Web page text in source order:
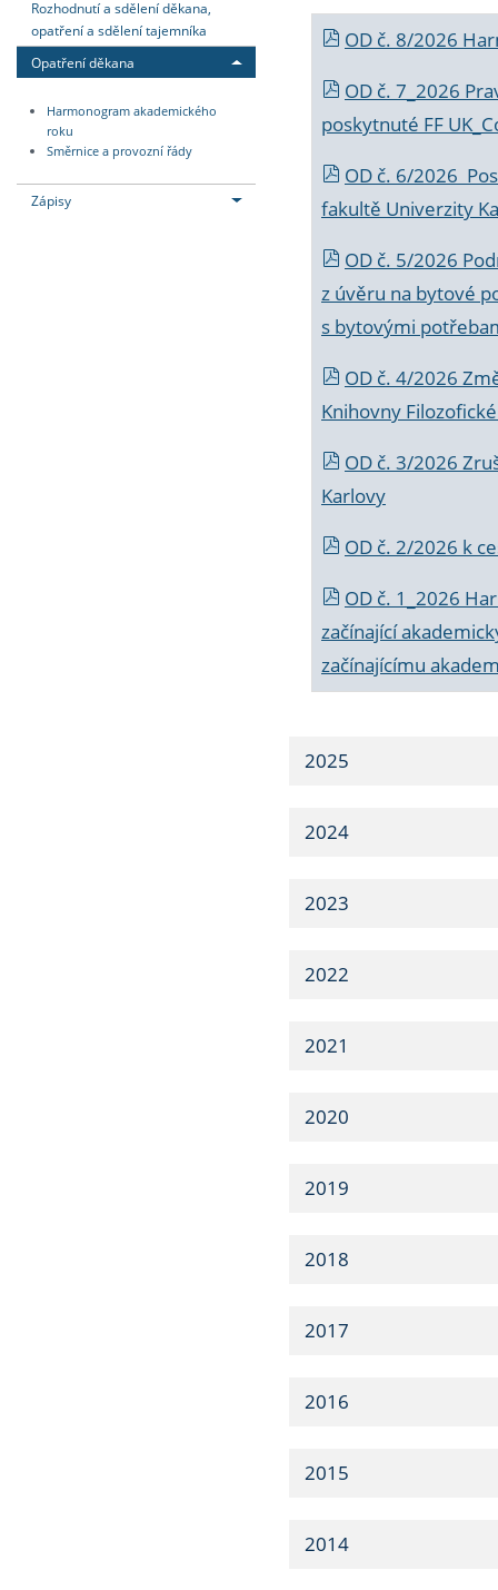
Rozhodnutí a sdělení děkana,
opatření a sdělení tajemníka
Opatření děkana
Harmonogram akademického
roku
Směrnice a provozní řády
Zápisy
OD č. 8/2026
OD č. 7_2026
poskytnuté FF
OD č. 6/2026
fakultě Univerzity
OD č. 5/2026
z úvěru na bytové
s bytovými
OD č. 4/2026
Knihovny
OD č. 3/2026
Karlovy
OD č. 2/2026 k
OD č. 1_2026
začínající
začínajícímu
2025
2024
2023
2022
2021
2020
2019
2018
2017
2016
2015
2014